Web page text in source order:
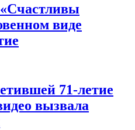
«Счастливы
виде
71-летие
вызвала